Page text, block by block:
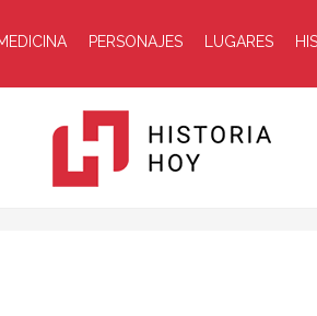
PERSONAJES LUGARES